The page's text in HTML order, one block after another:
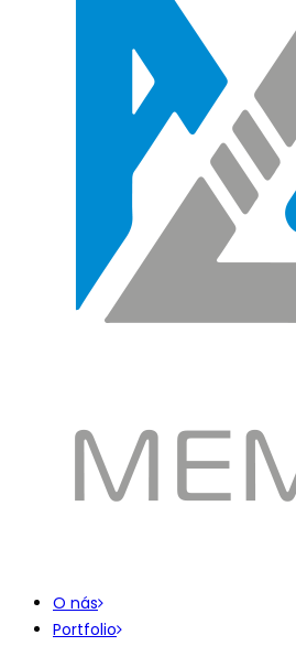
O nás
Portfolio